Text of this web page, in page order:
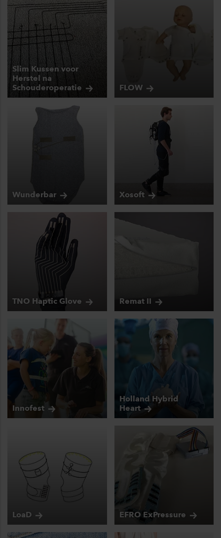
Slim Kussen voor
Herstel na
Schouderoperatie
FLOW
Wunderbar Xosoft
TNO Haptic Glove Remat II
Innofest
Holland Hybrid
Heart
LoaD EFRO ExPressure